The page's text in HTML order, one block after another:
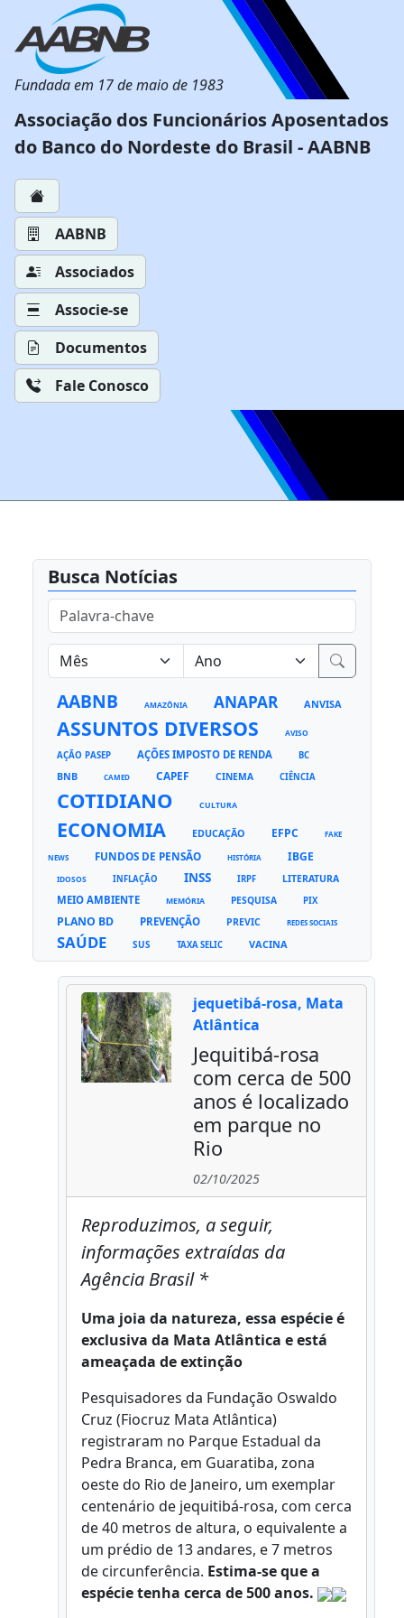
Fundada em 17 de maio de 1983
Associação dos Funcionários Aposentados
do Banco do Nordeste do Brasil - AABNB
AABNB
Associados
Associe-se
Documentos
Fale Conosco
Busca Notícias
AABNB AMAZÔNIA ANAPAR ANVISA
ASSUNTOS DIVERSOS AVISO
AÇÃO PASEP AÇÕES IMPOSTO DE RENDA BC
BNB CAMED CAPEF CINEMA CIÊNCIA
COTIDIANO CULTURA
ECONOMIA EDUCAÇÃO EFPC FAKE
NEWS FUNDOS DE PENSÃO HISTÓRIA IBGE
IDOSOS INFLAÇÃO INSS IRPF LITERATURA
MEIO AMBIENTE MEMÓRIA PESQUISA PIX
PLANO BD PREVENÇÃO PREVIC REDES SOCIAIS
SAÚDE SUS TAXA SELIC VACINA
jequetibá-rosa, Mata
Atlântica
Jequitibá-rosa
com cerca de 500
anos é localizado
em parque no
Rio
02/10/2025
Reproduzimos, a seguir,
informações extraídas da
Agência Brasil *
Uma joia da natureza, essa espécie é
exclusiva da Mata Atlântica e está
ameaçada de extinção
Pesquisadores da Fundação Oswaldo
Cruz (Fiocruz Mata Atlântica)
registraram no Parque Estadual da
Pedra Branca, em Guaratiba, zona
oeste do Rio de Janeiro, um exemplar
centenário de jequitibá-rosa, com cerca
de 40 metros de altura, o equivalente a
um prédio de 13 andares, e 7 metros
de circunferência. Estima-se que a
espécie tenha cerca de 500 anos.